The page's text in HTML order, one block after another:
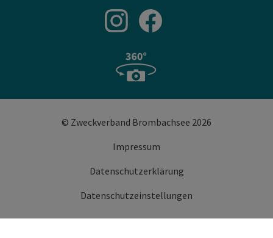
© Zweckverband Brombachsee 2026
Impressum
Datenschutzerklärung
Datenschutzeinstellungen